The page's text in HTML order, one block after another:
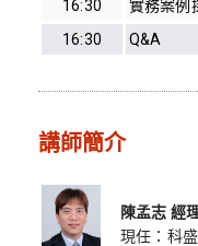
16:30
實務案例
16:30
Q&A
講師簡介
陳孟志 經
現任：科盛